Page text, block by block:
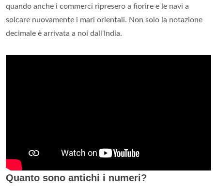
quando anche i commerci ripresero a fiorire e le navi a
solcare nuovamente i mari orientali. Non solo la notazione
decimale è arrivata a noi dall'India.
Quanto sono antichi i numeri?